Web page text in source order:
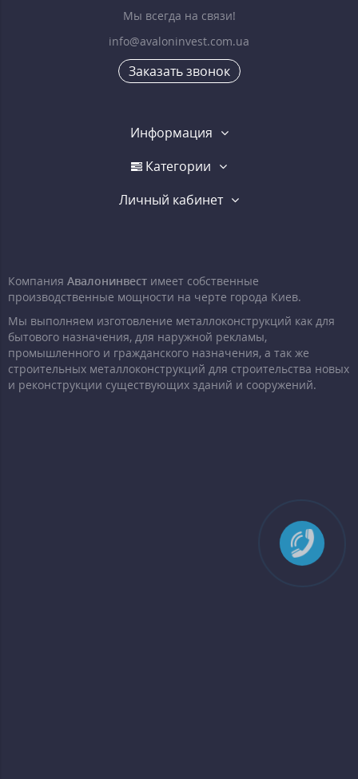
Мы всегда на связи!
info@avaloninvest.com.ua
Заказать звонок
Информация
Категории
Личный кабинет
Компания Авалонинвест имеет собственные
производственные мощности на черте города Киев.
Мы выполняем изготовление металлоконструкций как для
бытового назначения, для наружной рекламы,
промышленного и гражданского назначения, а так же
строительных металлоконструкций для строительства новых
и реконструкции существующих зданий и сооружений.